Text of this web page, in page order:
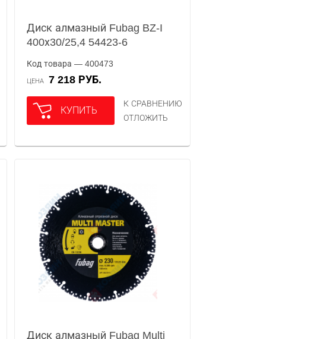
Диск алмазный Fubag BZ-I
400х30/25,4 54423-6
Код товара — 400473
ЦЕНА 7 218 РУБ.
КУПИТЬ
К СРАВНЕНИЮ
ОТЛОЖИТЬ
Диск алмазный Fubag Multi